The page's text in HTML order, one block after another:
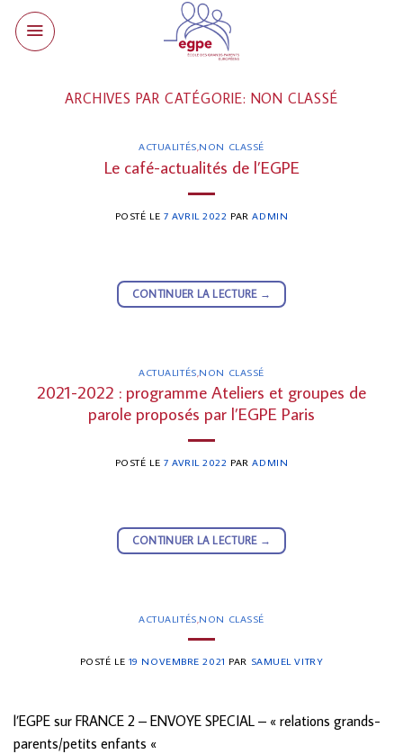
content
ARCHIVES PAR CATÉGORIE: NON CLASSÉ
ACTUALITÉS,NON CLASSÉ
Le café-actualités de l’EGPE
POSTÉ LE 7 AVRIL 2022 PARADMIN
CONTINUER LA LECTURE →
ACTUALITÉS NON CLASSÉ
2021-2022 : programme Ateliers et groupes de
parole proposés par l’EGPE Paris
POSTÉ LE 7 AVRIL 2022 PARADMIN
CONTINUER LA LECTURE →
ACTUALITÉS,NON CLASSÉ
POSTÉ LE 19 NOVEMBRE 2021 PAR SAMUEL VITRY
l’EGPE sur FRANCE 2 – ENVOYE SPECIAL – « relations grands-
parents/petits enfants «